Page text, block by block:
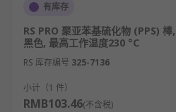
有库存
RS PRO 聚亚苯基硫化物 (PPS)
黑色, 最高工作温度230 °C
RS 库存编号 325-7136
小计（1 件）
RMB103.46(不含税)